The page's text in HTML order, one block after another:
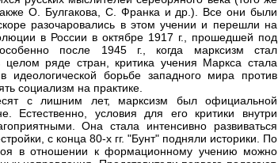
О. Булгакова, С. Франка и др.). Все они были
разочаровались в этом учении и перешли на
в России в октябре 1917 г., прошедшей под
после 1945 г., когда марксизм стал
ряде стран, критика учения Маркса стала
идеологической борьбе западного мира против
социализм на практике.
с лишним лет, марксизм был официальной
Естественно, условия для его критики внутри
Она стала интенсивно развиваться
с конца 80-х гг. "Бунт" подняли историки. По
в отношении к формационному учению можно